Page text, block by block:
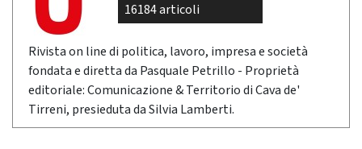
16184 articoli
Rivista on line di politica, lavoro, impresa e società
fondata e diretta da Pasquale Petrillo - Proprietà
editoriale: Comunicazione & Territorio di Cava de'
Tirreni, presieduta da Silvia Lamberti.